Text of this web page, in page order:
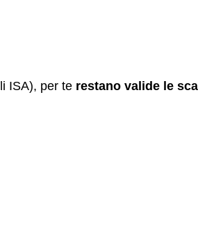
ISA), per te restano valide le